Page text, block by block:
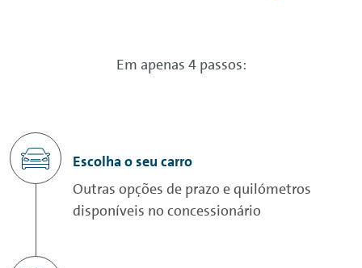
Em apenas 4 passos:
Escolha o seu carro
Outras opções de prazo e quilómetros
disponíveis no concessionário